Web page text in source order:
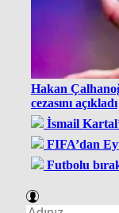
Hakan
cezasını açıkladı
İsmail
FIFA’dan
Futbolu